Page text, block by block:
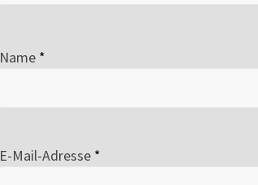
Name *
E-Mail-Adresse *